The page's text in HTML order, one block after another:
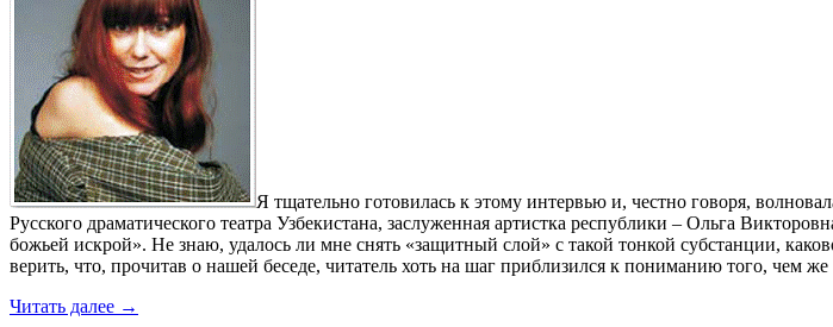
Я тщательно готовилась к этому интервью и, честно говоря,
Русского драматического театра Узбекистана, заслуженная артистка республики – Ольга
божьей искрой». Не знаю, удалось ли мне снять «защитный слой» с такой тонкой субстанции,
верить, что, прочитав о нашей беседе, читатель хоть на шаг приблизился к пониманию того, чем
Читать далее →